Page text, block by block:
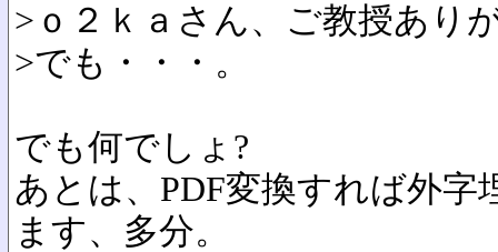
>ｏ２ｋａさん、ご教授あり
>でも・・・。
でも何でしょ?
あとは、PDF変換すれば外
ます、多分。